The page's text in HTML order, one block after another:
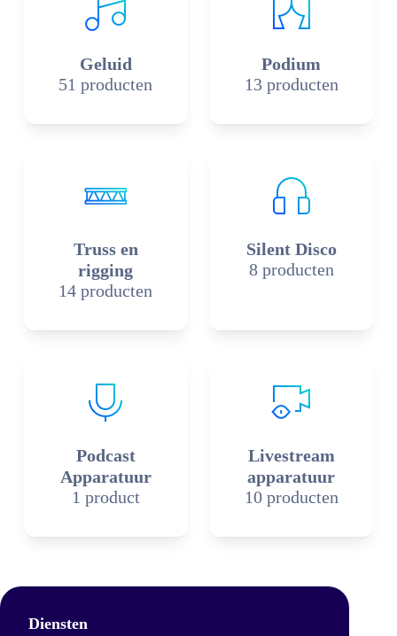
Geluid
51 producten
Podium
13 producten
Truss en
rigging
14 producten
Silent Disco
8 producten
Podcast
Apparatuur
1 product
Livestream
apparatuur
10 producten
Diensten